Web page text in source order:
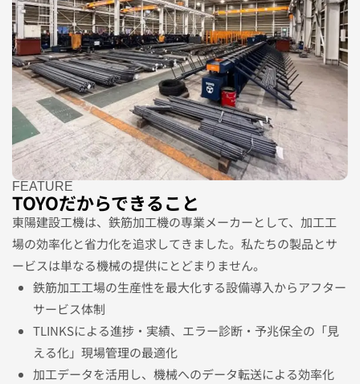
FEATURE
TOYOだからできること
東陽建設工機は、鉄筋加工機の専業メーカーとして、加工工
場の効率化と省力化を追求してきました。 私たちの製品とサ
ービスは単なる機械の提供にとどまりません。
鉄筋加工工場の生産性を最大化する設備導入からアフター
サービス体制
TLINKSによる進捗・実績、エラー診断・予兆保全の「見
える化」現場管理の最適化
加工データを活用し、機械へのデータ転送による効率化